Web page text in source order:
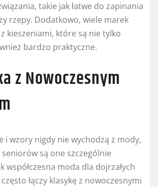
takie jak łatwe do zapinania
rzepy. Dodatkowo, wiele marek
kieszeniami, które są nie tylko
bardzo praktyczne.
z Nowoczesnym
i wzory nigdy nie wychodzą z mody,
są one szczególnie
współczesna moda dla dojrzałych
łączy klasykę z nowoczesnymi